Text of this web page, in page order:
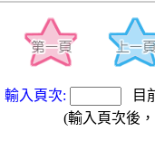
輸入頁次:
目
(輸入頁次後